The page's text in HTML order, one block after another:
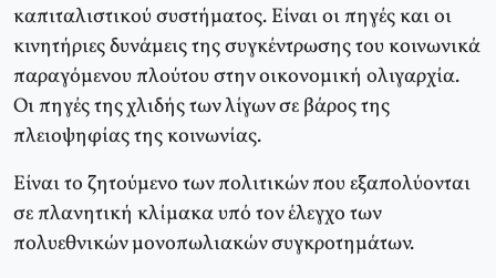
καπιταλιστικού συστήματος. Είναι οι πηγές και οι
κινητήριες δυνάμεις της συγκέντρωσης του κοινωνικά
παραγόμενου πλούτου στην οικονομική ολιγαρχία.
Οι πηγές της χλιδής των λίγων σε βάρος της
πλειοψηφίας της κοινωνίας.
Είναι το ζητούμενο των πολιτικών που εξαπολύονται
σε πλανητική κλίμακα υπό τον έλεγχο των
πολυεθνικών μονοπωλιακών συγκροτημάτων.